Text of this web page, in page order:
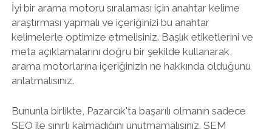
İyi bir arama motoru sıralaması için anahtar kelime
araştırması yapmalı ve içeriğinizi bu anahtar
kelimelerle optimize etmelisiniz. Başlık etiketlerini ve
meta açıklamalarını doğru bir şekilde kullanarak,
arama motorlarına içeriğinizin ne hakkında olduğunu
anlatmalısınız.
Bununla birlikte, Pazarcık'ta başarılı olmanın sadece
SEO ile sınırlı kalmadığını unutmamalısınız. SEM